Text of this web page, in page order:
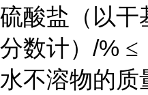
硫酸盐（以干
分数计） /% ≤
水不溶物的质